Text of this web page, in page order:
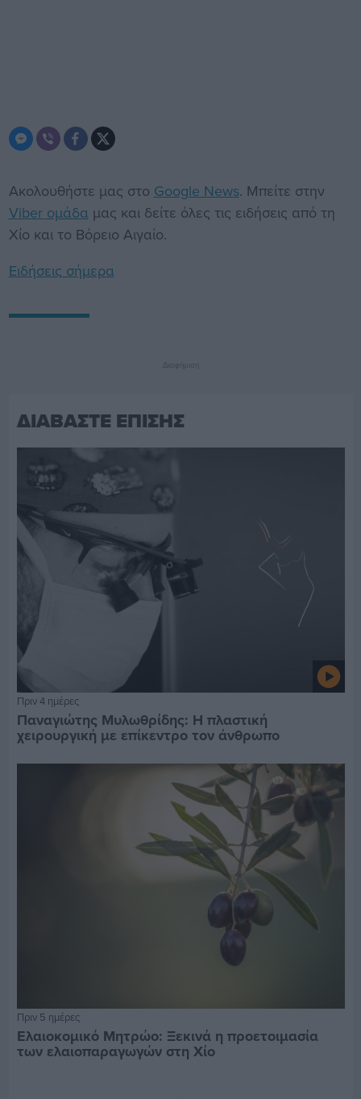
Ακολουθήστε μας στο Google News. Μπείτε στην
Viber ομάδα μας και δείτε όλες τις ειδήσεις από τη
Χίο και το Βόρειο Αιγαίο.
Ειδήσεις σήμερα
Διαφήμιση
ΔΙΑΒΑΣΤΕ ΕΠΙΣΗΣ
Πριν 4 ημέρες
Παναγιώτης Μυλωθρίδης: Η πλαστική
χειρουργική με επίκεντρο τον άνθρωπο
Πριν 5 ημέρες
Ελαιοκομικό Μητρώο: Ξεκινά η προετοιμασία
των ελαιοπαραγωγών στη Χίο